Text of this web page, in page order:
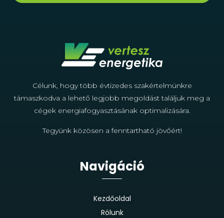
Célunk, hogy több évtizedes szakértelmünkre
támaszkodva a lehető legjobb megoldást találjuk meg a
cégek energiafogyasztásának optimalizására.
Tegyünk közösen a fenntartható jövőért!
Navigáció
Kezdőoldal
Rólunk